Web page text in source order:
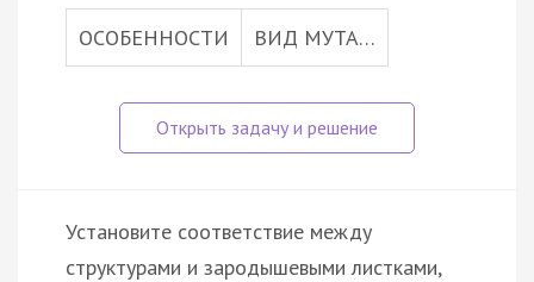
ОСОБЕННОСТИ ВИД МУТА…
Установите соответствие между
структурами и зародышевыми листками,